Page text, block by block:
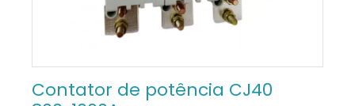
Contator de potência CJ40